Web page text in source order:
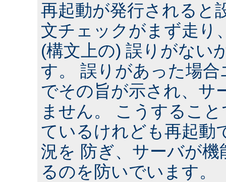
再起動が発行されると
文チェックがまず走り
(構文上の) 誤りがない
す。 誤りがあった場
でその旨が示され、サ
ません。 こうするこ
ているけれども再起動
況を 防ぎ、サーバが
るのを防いでいます。